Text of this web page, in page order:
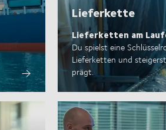
Lieferkette
Lieferketten am
Du spielst eine
Lieferketten und
prägt.